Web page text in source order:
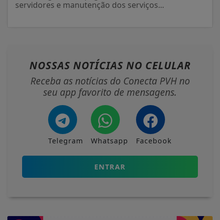
servidores e manutenção dos serviços...
NOSSAS NOTÍCIAS NO CELULAR
Receba as notícias do Conecta PVH no
seu app favorito de mensagens.
Telegram Whatsapp Facebook
ENTRAR